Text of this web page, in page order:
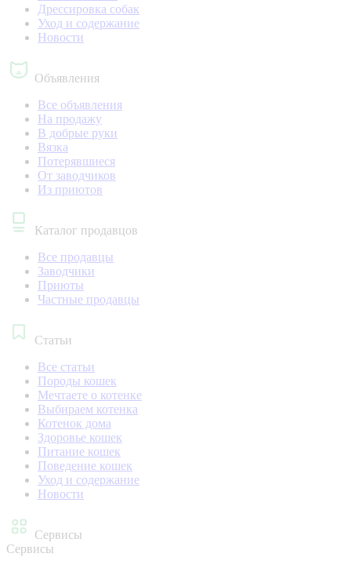
Дрессировка собак
Уход и содержание
Новости
Объявления
Все объявления
На продажу
В добрые руки
Вязка
Потерявшиеся
От заводчиков
Из приютов
Каталог продавцов
Все продавцы
Заводчики
Приюты
Частные продавцы
Статьи
Все статьи
Породы кошек
Мечтаете о котенке
Выбираем котенка
Котенок дома
Здоровье кошек
Питание кошек
Поведение кошек
Уход и содержание
Новости
Сервисы
Сервисы